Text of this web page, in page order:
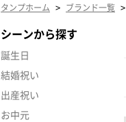
タンプホーム > ブランド一覧 >
シーンから探す
誕生日
結婚祝い
出産祝い
お中元